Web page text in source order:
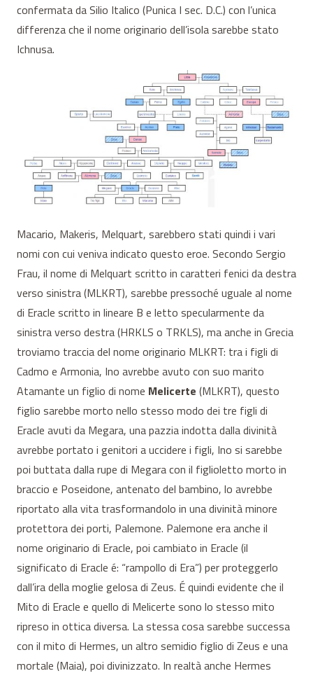
confermata da Silio Italico (Punica I sec. D.C.) con l’unica
differenza che il nome originario dell’isola sarebbe stato
Ichnusa.
Macario, Makeris, Melquart, sarebbero stati quindi i vari
nomi con cui veniva indicato questo eroe. Secondo Sergio
Frau, il nome di Melquart scritto in caratteri fenici da destra
verso sinistra (MLKRT), sarebbe pressoché uguale al nome
di Eracle scritto in lineare B e letto specularmente da
sinistra verso destra (HRKLS o TRKLS), ma anche in Grecia
troviamo traccia del nome originario MLKRT: tra i figli di
Cadmo e Armonia, Ino avrebbe avuto con suo marito
Atamante un figlio di nome Melicerte (MLKRT), questo
figlio sarebbe morto nello stesso modo dei tre figli di
Eracle avuti da Megara, una pazzia indotta dalla divinità
avrebbe portato i genitori a uccidere i figli, Ino si sarebbe
poi buttata dalla rupe di Megara con il figlioletto morto in
braccio e Poseidone, antenato del bambino, lo avrebbe
riportato alla vita trasformandolo in una divinità minore
protettora dei porti, Palemone. Palemone era anche il
nome originario di Eracle, poi cambiato in Eracle (il
significato di Eracle é: “rampollo di Era”) per proteggerlo
dall’ira della moglie gelosa di Zeus. É quindi evidente che il
Mito di Eracle e quello di Melicerte sono lo stesso mito
ripreso in ottica diversa. La stessa cosa sarebbe successa
con il mito di Hermes, un altro semidio figlio di Zeus e una
mortale (Maia), poi divinizzato. In realtà anche Hermes